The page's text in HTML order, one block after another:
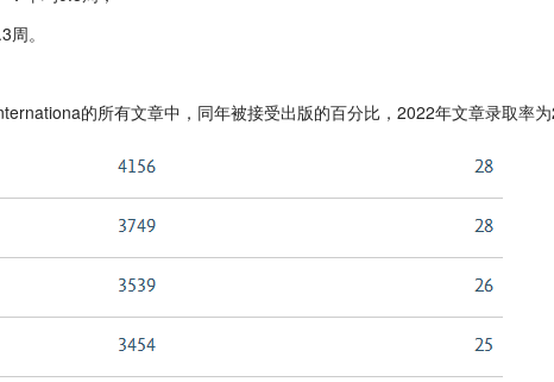
。
的所有文章中，同年被接受出版的百分比，2022年文章录取率